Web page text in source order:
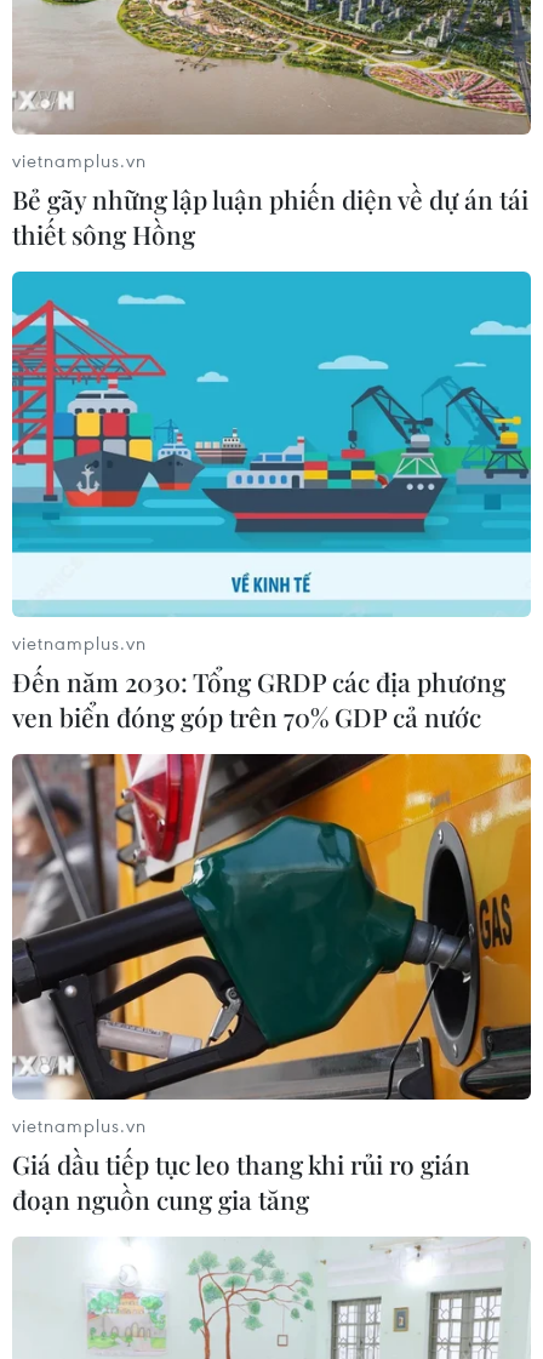
Hà Nội tổ chức trao danh hiệu Nhà giáo
Nhân dân, Nhà giáo ưu tú
20/11/2017 13:29
Ủy ban Nhân dân thành phố Hà Nội đã tổ chức trao
danh hiệu Nhà giáo Nhân dân, Nhà giáo ưu tú năm
2017 tặng 22 nhà giáo tiêu biểu của Thủ đô.
Gửi gắm tình cảm yêu thương đến cô giáo
qua các tác phẩm văn học
22/11/2017 11:45
Cuộc thi "Cô giáo của tôi" là diễn đàn để các tác giả
chia sẻ, gửi gắm những tình cảm yêu thương đến
những cô giáo yêu quý, người đã lưu lại ấn tượng sâu
sắc trong cuộc đời họ.
vietnamplus.vn
Bẻ gãy những lập luận phiến diện về dự án tái
thiết sông Hồng
vietnamplus.vn
Đến năm 2030: Tổng GRDP các địa phương
ven biển đóng góp trên 70% GDP cả nước
vietnamplus.vn
Giá dầu tiếp tục leo thang khi rủi ro gián
đoạn nguồn cung gia tăng